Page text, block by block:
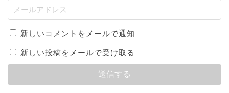
新しいコメントをメールで通知
新しい投稿をメールで受け取る